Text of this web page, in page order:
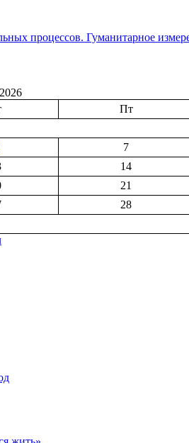
процессов. Гуманитарное
Пт
7
14
21
28